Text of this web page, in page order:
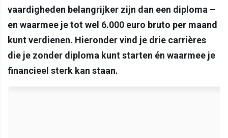
vaardigheden belangrijker zijn dan een diploma –
en waarmee je tot wel 6.000 euro bruto per maand
kunt verdienen. Hieronder vind je drie carrières
die je zonder diploma kunt starten én waarmee je
financieel sterk kan staan.